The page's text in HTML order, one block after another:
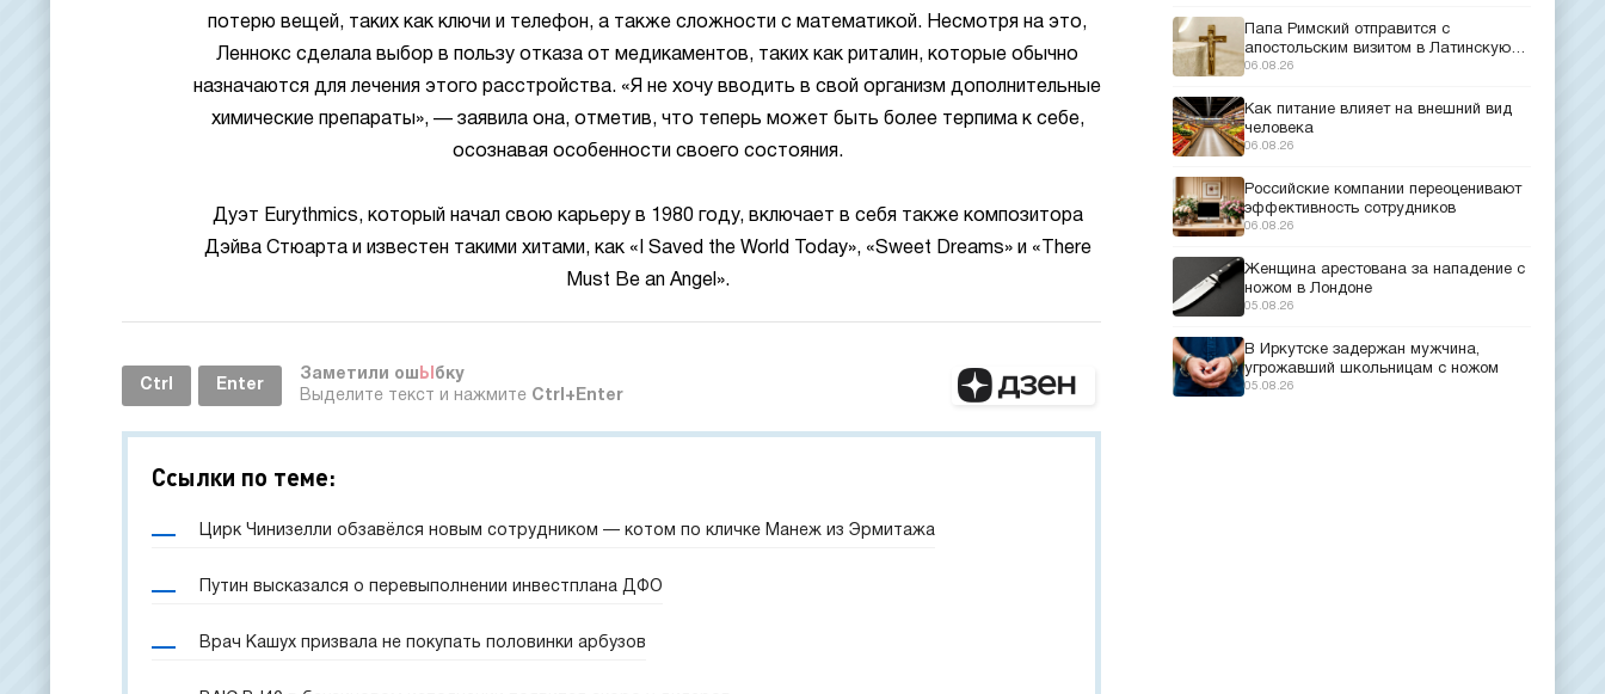
потерю вещей, таких как ключи и телефон, а также сложности с математикой. Несмотря на это,
Леннокс сделала выбор в пользу отказа от медикаментов, таких как риталин, которые обычно
назначаются для лечения этого расстройства. «Я не хочу вводить в свой организм дополнительные
химические препараты», — заявила она, отметив, что теперь может быть более терпима к себе,
осознавая особенности своего состояния.
Дуэт Eurythmics, который начал свою карьеру в 1980 году, включает в себя также композитора
Дэйва Стюарта и известен такими хитами, как «I Saved the World Today», «Sweet Dreams» и «There
Must Be an Angel».
Ctrl Enter
Заметили ош Ы бку
Выделите текст и нажмите Ctrl+Enter
Ссылки по теме:
Цирк Чинизелли обзавёлся новым сотрудником — котом по кличке Манеж из Эрмитажа
Путин высказался о перевыполнении инвестплана ДФО
Врач Кашух призвала не покупать половинки арбузов
Папа Римский отправится с
апостольским визитом в Латинскую
Америку
06.08.26
Как питание влияет на внешний вид
человека
06.08.26
Российские компании переоценивают
эффективность сотрудников
06.08.26
Женщина арестована за нападение с
ножом в Лондоне
05.08.26
В Иркутске задержан мужчина,
угрожавший школьницам с ножом
05.08.26